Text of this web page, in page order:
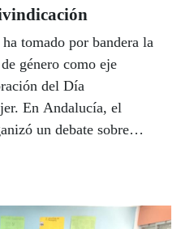
tomado por bandera la
género como eje
del Día
En Andalucía, el
un debate sobre
los derechos